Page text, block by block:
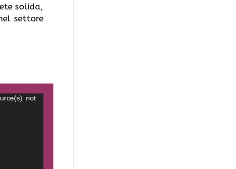
solida,
settore
not